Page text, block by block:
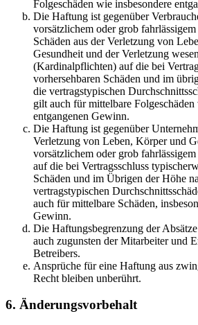
Folgeschäden wie insbesondere
Die Haftung ist gegenüber
vorsätzlichem oder grob
Schäden aus der Verletzung von
Gesundheit und der Verletzung
(Kardinalpflichten) auf die bei
vorhersehbaren Schäden und im
die vertragstypischen
gilt auch für mittelbare Folgeschäden
entgangenen Gewinn.
Die Haftung ist gegenüber
Verletzung von Leben, Körper und
vorsätzlichem oder grob
auf die bei Vertragsschluss
Schäden und im Übrigen der Höhe
vertragstypischen
auch für mittelbare Schäden,
Gewinn.
Die Haftungsbegrenzung der
auch zugunsten der Mitarbeiter und
Betreibers.
Ansprüche für eine Haftung aus
Recht bleiben unberührt.
6. Änderungsvorbehalt